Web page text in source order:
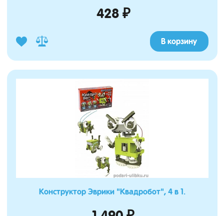
428 ₽
В корзину
Конструктор Эврики "Квадробот", 4 в 1.